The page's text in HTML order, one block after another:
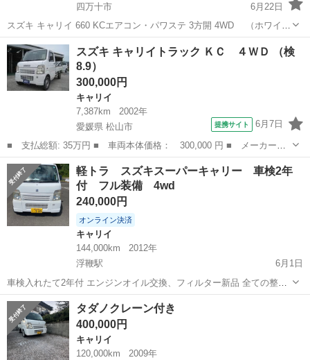
四万十市
6月22日
スズキ キャリイ 660 KCエアコン・パワステ 3方開 4WD （ホワイ
ト） トラック 軽自動車 本体価格 611,000円 支払総額 696,000円 年
式(初度登録年):2003(H15) 走行距離:7.9万k...
高知 四万十市 キャリイ トラック
スズキ キャリイトラック ＫＣ ４ＷＤ （検
8.9）
300,000円
キャリイ
7,387km
2002年
愛媛県 松山市
提携サイト 6月7日
■ 支払総額: 35万円 ■ 車両本体価格： 300,000 円 ■ メーカー
名： スズキ ■ 車種名： キャリイトラック ■ グレード名： Ｋ
Ｃ ４ＷＤ ■ 排気量： 660cc ■ ドア枚数： 2D ■ ミッション：
...
愛媛 松山市 キャリイ
軽トラ スズキスーパーキャリー 車検2年
付 フル装備 4wd
240,000円
オンライン決済
キャリイ
144,000km
2012年
浮鞭駅
6月1日
車検入れたて2年付 エンジンオイル交換、フィルター新品 全ての整備
済み 鍵 2つ 4wd 切り替え Ac パワーもあってめちゃくちゃ早いで
す！ 便利で取り回しも良く、運転しやすいです。引っ越しの為泣く泣
く手放しま...
高知 幡多郡 浮鞭駅 キャリイ
タダノクレーン付き
400,000円
キャリイ
120,000km
2009年